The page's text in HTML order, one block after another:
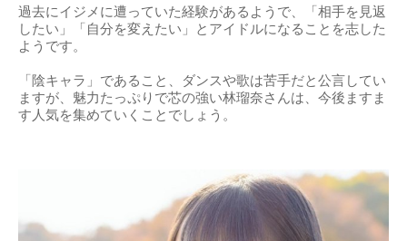
過去にイジメに遭っていた経験があるようで、「相手を見返
したい」「自分を変えたい」とアイドルになることを志した
ようです。
「陰キャラ」であること、ダンスや歌は苦手だと公言してい
ますが、魅力たっぷりで芯の強い林瑠奈さんは、今後ますま
す人気を集めていくことでしょう。